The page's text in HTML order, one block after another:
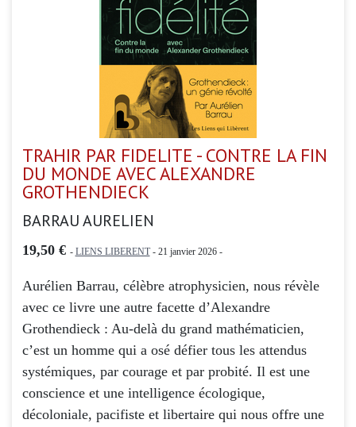
TRAHIR PAR FIDELITE - CONTRE LA FIN
DU MONDE AVEC ALEXANDRE
GROTHENDIECK
BARRAU AURELIEN
19,50 € - LIENS LIBERENT- 21 janvier 2026 -
Aurélien Barrau, célèbre atrophysicien, nous révèle
avec ce livre une autre facette d’Alexandre
Grothendieck : Au-delà du grand mathématicien,
c’est un homme qui a osé défier tous les attendus
systémiques, par courage et par probité. Il est une
conscience et une intelligence écologique,
décoloniale, pacifiste et libertaire qui nous offre une